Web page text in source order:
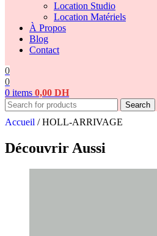
Location Studio
Location Matériels
À Propos
Blog
Contact
0
0
0 items 0,00 DH
Search
Accueil / HOLL-ARRIVAGE
Découvrir Aussi